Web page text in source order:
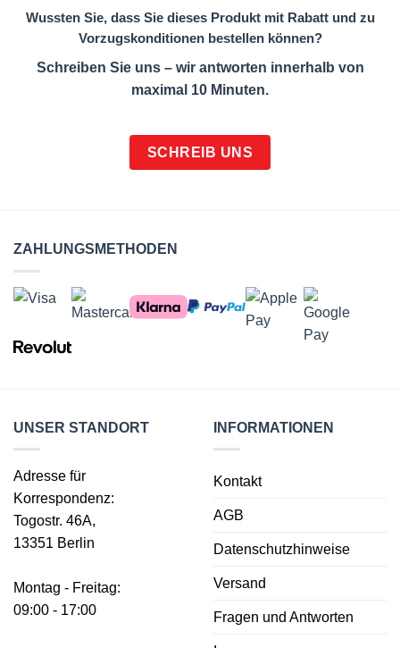
Wussten Sie, dass Sie dieses Produkt mit Rabatt und zu
Vorzugskonditionen bestellen können?
Schreiben Sie uns – wir antworten innerhalb von
maximal 10 Minuten.
SCHREIB UNS
ZAHLUNGSMETHODEN
UNSER STANDORT
Adresse für
Korrespondenz:
Togostr. 46A,
13351 Berlin
Montag - Freitag:
09:00 - 17:00
INFORMATIONEN
Kontakt
AGB
Datenschutzhinweise
Versand
Fragen und Antworten